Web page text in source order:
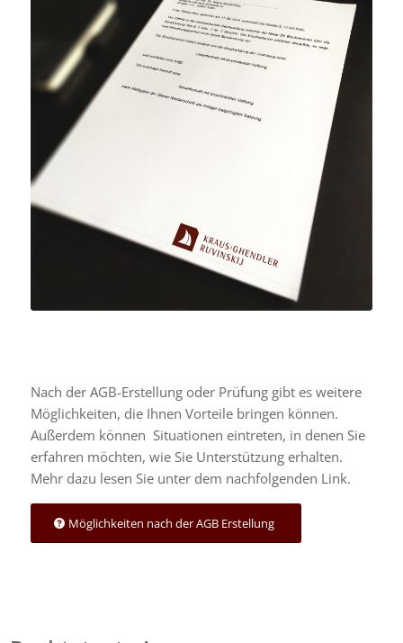
Nach der AGB-Erstellung oder Prüfung gibt es weitere
Möglichkeiten, die Ihnen Vorteile bringen können.
Außerdem können Situationen eintreten, in denen Sie
erfahren möchten, wie Sie Unterstützung erhalten.
Mehr dazu lesen Sie unter dem nachfolgenden Link.
Möglichkeiten nach der AGB Erstellung